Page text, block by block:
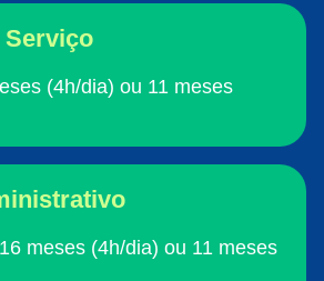
(4h/dia) ou 11 meses
16 meses (4h/dia) ou 11 meses